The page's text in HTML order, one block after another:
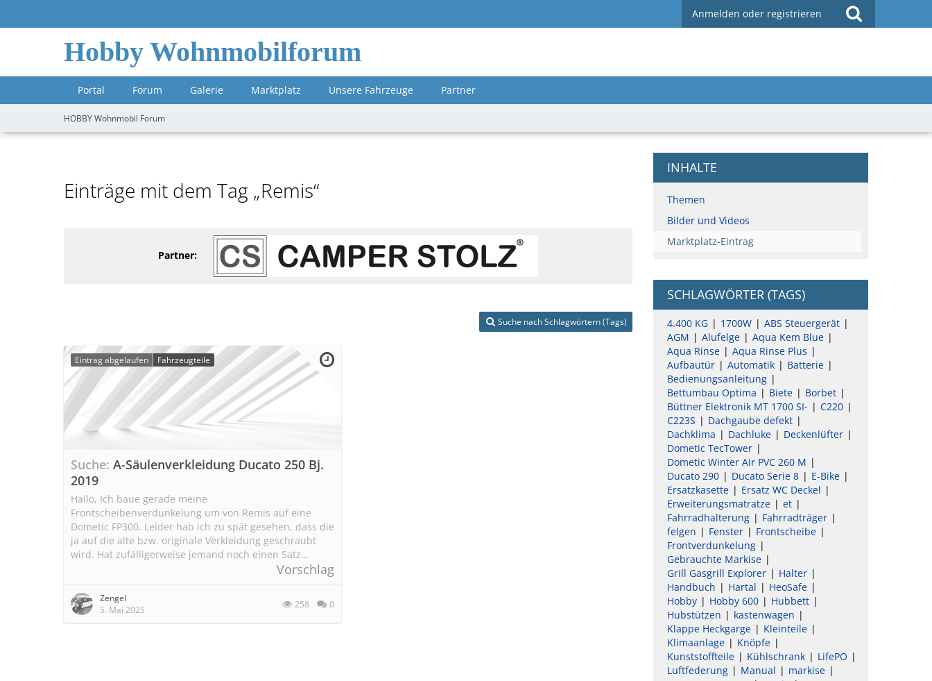
Anmelden oder registrieren
Hobby Wohnmobilforum
Portal Forum Galerie Marktplatz Unsere Fahrzeuge Partner
HOBBY Wohnmobil Forum
Einträge mit dem Tag „Remis“
Partner:
Suche nach Schlagwörtern (Tags)
Eintrag abgelaufen Fahrzeugteile
Suche A-Säulenverkleidung Ducato 250 Bj.
2019
Hallo, Ich baue gerade meine
Frontscheibenverdunkelung um von Remis auf eine
Dometic FP300. Leider hab ich zu spät gesehen, dass die
ja auf die alte bzw. originale Verkleidung geschraubt
wird. Hat zufälligerweise jemand noch einen Satz…
Vorschlag
Zengel
5. Mai 2025
258 0
INHALTE
Themen
Bilder und Videos
Marktplatz-Eintrag
SCHLAGWÖRTER (TAGS)
4.400 KG 1700W
ABS Steuergerät
AGM
Alufelge
Aqua Kem Blue
Aqua Rinse
Aqua Rinse Plus
Aufbautür
Automatik
Batterie
Bedienungsanleitung
Bettumbau Optima
Biete
Borbet
Büttner Elektronik MT 1700 SI-
C220
C223S
Dachgaube defekt
Dachklima
Dachluke
Deckenlüfter
Dometic TecTower
Dometic Winter Air PVC 260 M
Ducato 290
Ducato Serie 8
E-Bike
Ersatzkasette
Ersatz WC Deckel
Erweiterungsmatratze
et
Fahrradhalterung
Fahrradträger
felgen
Fenster
Frontscheibe
Frontverdunkelung
Gebrauchte Markise
Grill Gasgrill Explorer
Halter
Handbuch
Hartal
HeoSafe
Hobby
Hobby 600
Hubbett
Hubstützen
kastenwagen
Klappe Heckgarge
Kleinteile
Klimaanlage
Knöpfe
Kunststoffteile
Kühlschrank
LifePO
Luftfederung
Manual
markise